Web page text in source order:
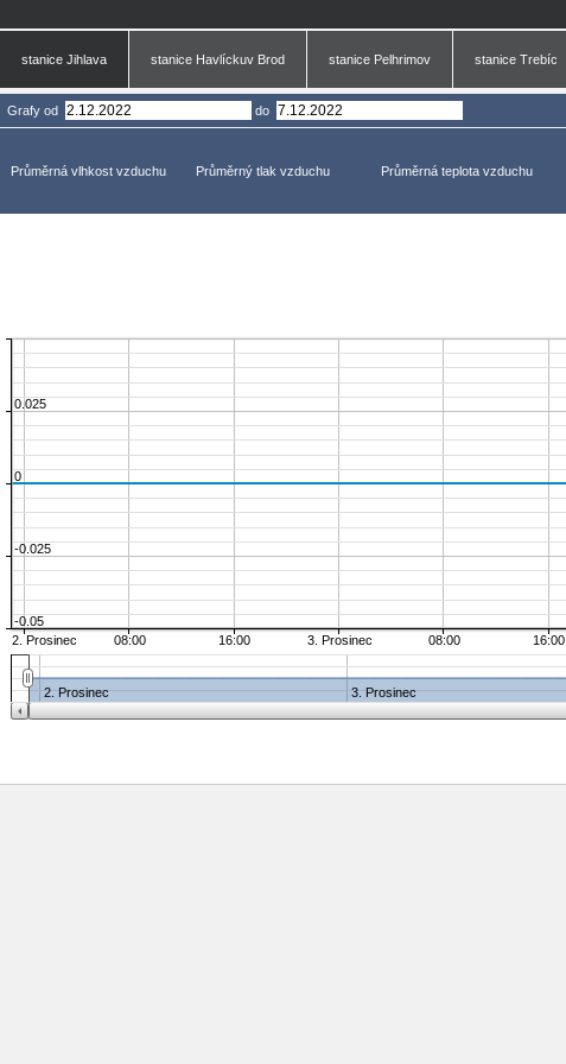
stanice Jihlava stanice Havlíckuv Brod stanice Pelhrimov stanice Trebíc
Grafy od do
Průměrná vlhkost vzduchu Průměrný tlak vzduchu Průměrná teplota vzduchu
2. Prosinec 08:00 16:00 3. Prosinec 08:00 16:00
0
-0.05
-0.025
0.025
2. Prosinec 3. Prosinec